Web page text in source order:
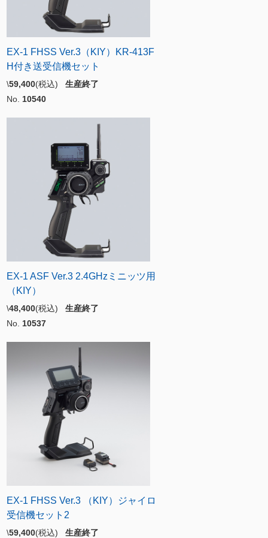
EX-1 FHSS Ver.3（KIY）KR-413F
H付き送受信機セット
\59,400(税込) 生産終了
No. 10540
EX-1 ASF Ver.3 2.4GHzミニッツ用
（KIY）
\48,400(税込) 生産終了
No. 10537
EX-1 FHSS Ver.3 （KIY）ジャイロ
受信機セット2
\59,400(税込) 生産終了